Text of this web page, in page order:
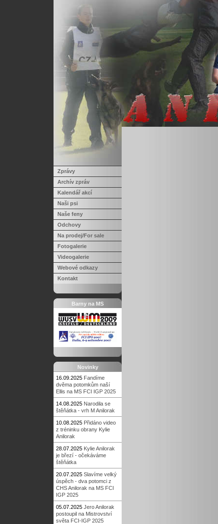
Zprávy
Archív zpráv
Kalendář akcí
Naši psi
Naše feny
Odchovy
Na prodej/For sale
Fotogalerie
Videogalerie
Webové odkazy
Kontakt
Barny na MS
Novinky
16.09.2025 Fandíme
dvěma potomkům naší
Ellis na MS FCI IGP 2025
14.08.2025 Narodila se
štěňátka - vrh M Anilorak
10.08.2025 Přidáno video
z tréninku obrany Kylie
Anilorak
28.07.2025 Kylie Anilorak
je březí - očekáváme
štěňátka
20.07.2025 Slavíme velký
úspěch - dva potomci z
CHS Anilorak na MS FCI
IGP 2025
05.07.2025 Jero Anilorak
postoupil na Mistrovství
světa FCI-IGP 2025